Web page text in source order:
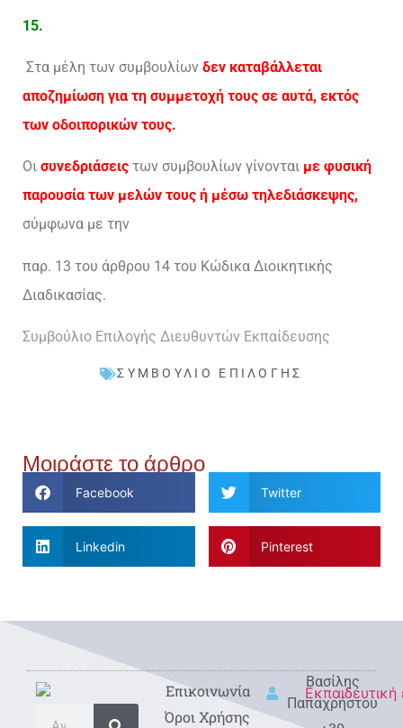
15.
Στα μέλη των συμβουλίων δεν καταβάλλεται
αποζημίωση για τη συμμετοχή τους σε αυτά, εκτός
των οδοιπορικών τους.
Οι συνεδριάσεις των συμβουλίων γίνονται με φυσική
παρουσία των μελών τους ή μέσω τηλεδιάσκεψης,
σύμφωνα με την
παρ. 13 του άρθρου 14 του Κώδικα Διοικητικής
Διαδικασίας.
Συμβούλιο Επιλογής Διευθυντών Εκπαίδευσης
ΣΥΜΒΟΎΛΙΟ ΕΠΙΛΟΓΉΣ
Μοιράστε το άρθρο
Facebook Twitter
Linkedin Pinterest
Eπικοινωνία
Όροι Χρήσης
Βασίλης
Παπαχρήστου